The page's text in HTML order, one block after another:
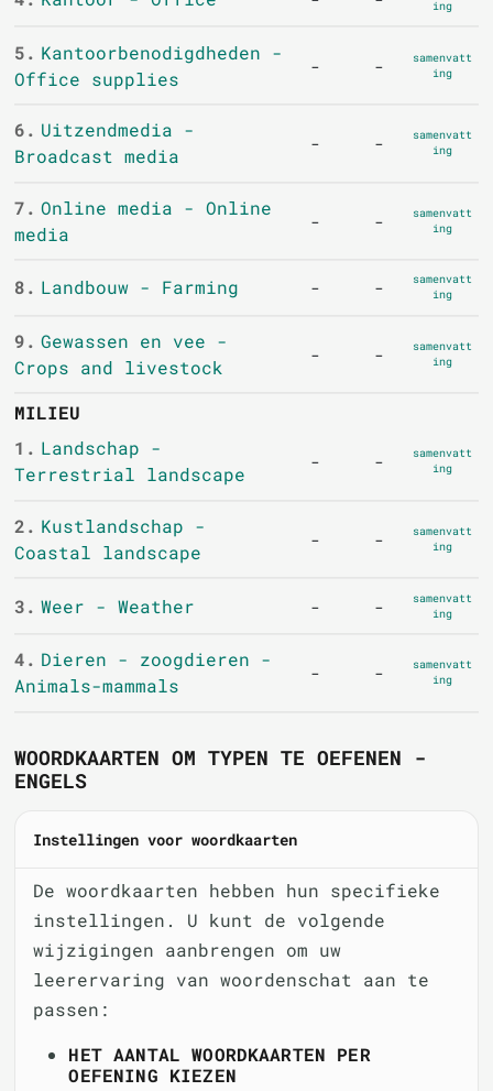
ing
5. Kantoorbenodigdheden -
Office supplies
- -
samenvatt
ing
6. Uitzendmedia -
Broadcast media
- -
samenvatt
ing
7. Online media - Online
media
- -
samenvatt
ing
8. Landbouw - Farming - -
samenvatt
ing
9. Gewassen en vee -
Crops and livestock
- -
samenvatt
ing
MILIEU
1. Landschap -
Terrestrial landscape
- -
samenvatt
ing
2. Kustlandschap -
Coastal landscape
- -
samenvatt
ing
3. Weer - Weather - -
samenvatt
ing
4. Dieren - zoogdieren -
Animals-mammals
- -
samenvatt
ing
WOORDKAARTEN OM TYPEN TE OEFENEN -
ENGELS
Instellingen voor woordkaarten
De woordkaarten hebben hun specifieke
instellingen. U kunt de volgende
wijzigingen aanbrengen om uw
leerervaring van woordenschat aan te
passen:
HET AANTAL WOORDKAARTEN PER
OEFENING KIEZEN